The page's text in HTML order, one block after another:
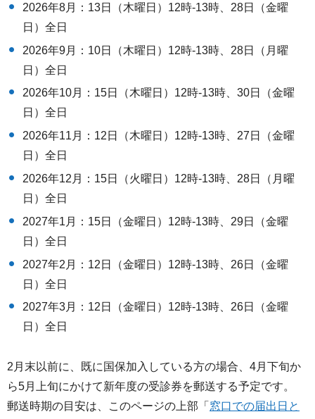
2026年8月：13日（木曜日）12時-13時、28日（金曜
日）全日
2026年9月：10日（木曜日）12時-13時、28日（月曜
日）全日
2026年10月：15日（木曜日）12時-13時、30日（金曜
日）全日
2026年11月：12日（木曜日）12時-13時、27日（金曜
日）全日
2026年12月：15日（火曜日）12時-13時、28日（月曜
日）全日
2027年1月：15日（金曜日）12時-13時、29日（金曜
日）全日
2027年2月：12日（金曜日）12時-13時、26日（金曜
日）全日
2027年3月：12日（金曜日）12時-13時、26日（金曜
日）全日
2月末以前に、既に国保加入している方の場合、4月下旬か
ら5月上旬にかけて新年度の受診券を郵送する予定です。
郵送時期の目安は、このページの上部「 窓口での届出日と